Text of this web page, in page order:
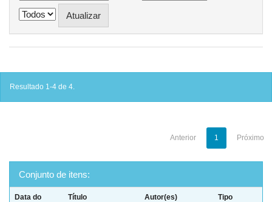
Resultado 1-4 de 4.
Anterior 1 Próximo
Conjunto de itens:
Data do
Título Autor(es) Tipo